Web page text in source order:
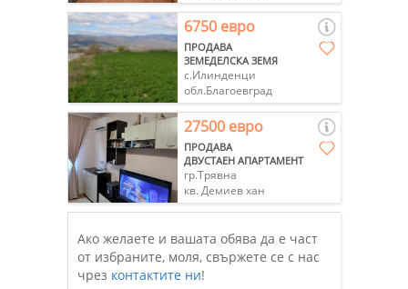
6750 евро
ПРОДАВА
ЗЕМЕДЕЛСКА ЗЕМЯ
с.Илинденци
обл.Благоевград
27500 евро
ПРОДАВА
ДВУСТАЕН АПАРТАМЕНТ
гр.Трявна
кв. Демиев хан
Ако желаете и вашата обява да е част
от избраните, моля, свържете се с нас
чрез контактите ни!